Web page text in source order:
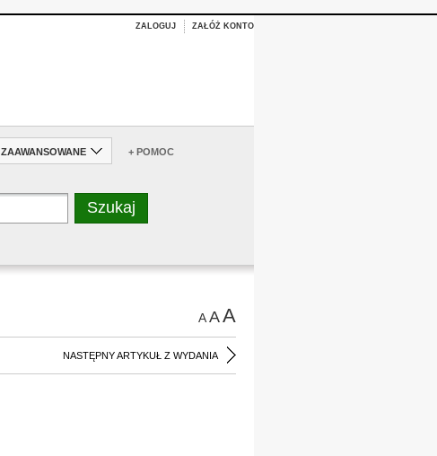
ZALOGUJ ZAŁÓŻ KONTO
ZAAWANSOWANE + POMOC
AAA
NASTĘPNY ARTYKUŁ Z WYDANIA